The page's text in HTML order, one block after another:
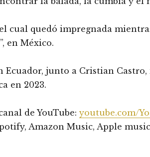
cual quedó impregnada
en México.
junto a Cristian
en 2023.
de YouTube:youtube.com/
Amazon Music, Apple